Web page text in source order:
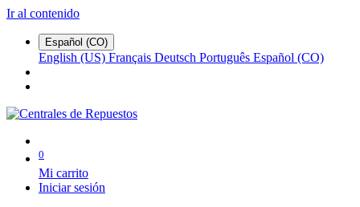
Ir al contenido
Español (CO)
English (US) Français Deutsch Português Español (CO)
0
Mi carrito
Iniciar sesión